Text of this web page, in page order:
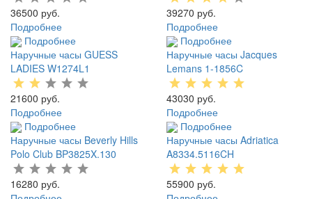
36500 руб.
Подробнее
39270 руб.
Подробнее
Подробнее
Наручные часы GUESS
LADIES W1274L1
21600 руб.
Подробнее
Подробнее
Наручные часы Jacques
Lemans 1-1856C
43030 руб.
Подробнее
Подробнее
Наручные часы Beverly Hills
Polo Club BP3825X.130
16280 руб.
Подробнее
Наручные часы Adriatica
A8334.5116CH
55900 руб.